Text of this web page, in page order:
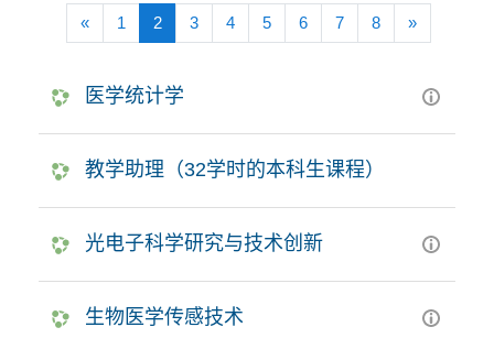
«前一页
1 2(当前)
3 4 5 6 7 8 »下一页
医学统计学
教学助理（32学时的本科生课程）
光电子科学研究与技术创新
生物医学传感技术